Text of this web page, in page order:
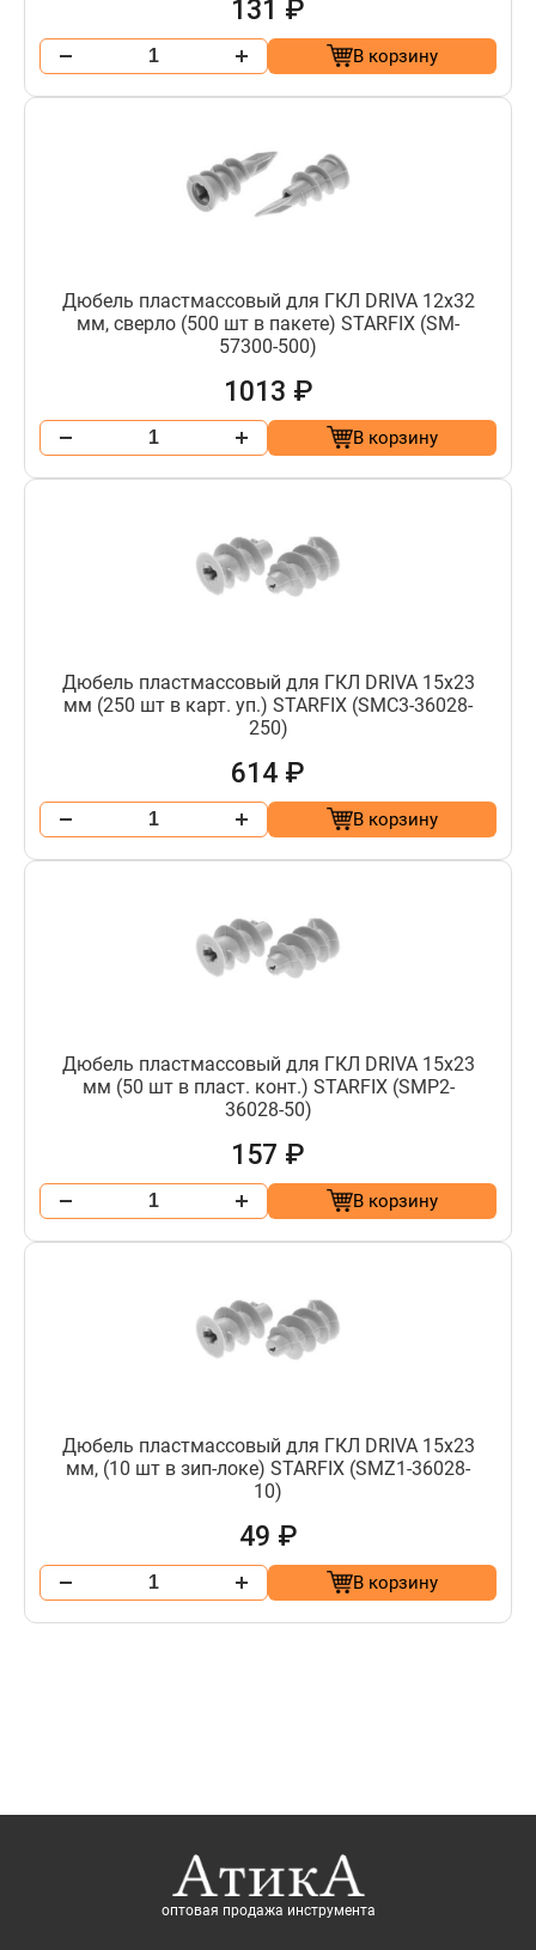
131 ₽
В корзину
Дюбель пластмассовый для ГКЛ DRIVA 12х32
мм, сверло (500 шт в пакете) STARFIX (SM-
57300-500)
1013 ₽
В корзину
Дюбель пластмассовый для ГКЛ DRIVA 15х23
мм (250 шт в карт. уп.) STARFIX (SMC3-36028-
250)
614 ₽
В корзину
Дюбель пластмассовый для ГКЛ DRIVA 15х23
мм (50 шт в пласт. конт.) STARFIX (SMP2-
36028-50)
157 ₽
В корзину
Дюбель пластмассовый для ГКЛ DRIVA 15х23
мм, (10 шт в зип-локе) STARFIX (SMZ1-36028-
10)
49 ₽
В корзину
оптовая продажа инструмента